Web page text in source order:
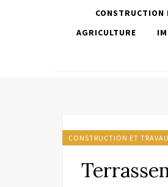
CONSTRUCTION
AGRICULTURE
CONSTRUCTION ET